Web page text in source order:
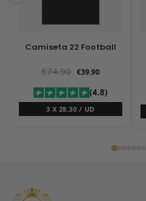
Camiseta 22 Football
€74.90 €39.90
(4.8)
3 X 28.30 / UD